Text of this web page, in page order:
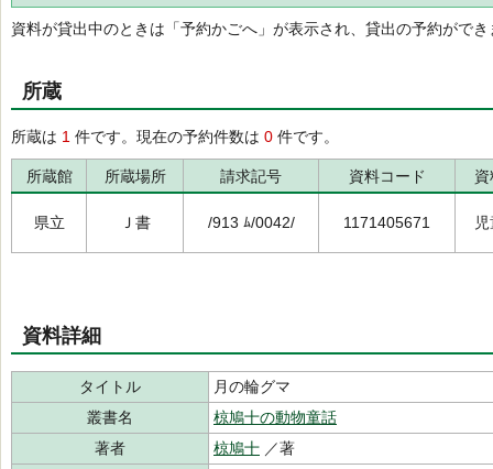
資料が貸出中のときは「予約かごへ」が表示され、貸出の予約ができ
所蔵
所蔵は 1 件です。現在の予約件数は 0 件です。
所蔵館 所蔵場所 請求記号 資料コード
県立 Ｊ書 /913 ﾑ/0042/ 1171405671
資料詳細
タイトル
月の輪グマ
叢書名
椋鳩十の動物童話
著者
椋鳩十 ／著